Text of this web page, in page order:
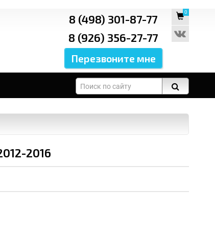
8 (498) 301-87-77
8 (926) 356-27-77
0
2016